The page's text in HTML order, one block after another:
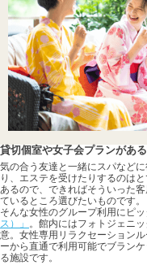
貸切個室や女子会プランがあ
気の合う友達と一緒にスパなど
り、エステを受けたりするのは
あるので、できればそういった
ているところ選びたいものです。
そんな女性のグループ利用にピ
ス）」 。館内にはフォトジェニ
意。女性専用リラクセーション
ーから直通で利用可能でブラン
る施設です。